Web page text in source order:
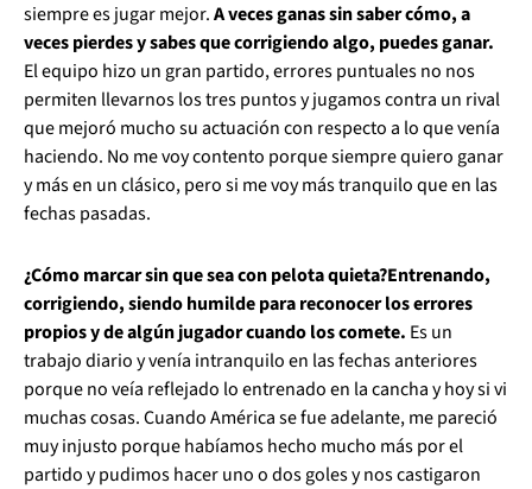
siempre es jugar mejor.A veces ganas sin saber cómo, a
veces pierdes y sabes que corrigiendo algo, puedes ganar.
El equipo hizo un gran partido, errores puntuales no nos
permiten llevarnos los tres puntos y jugamos contra un rival
que mejoró mucho su actuación con respecto a lo que venía
haciendo. No me voy contento porque siempre quiero ganar
y más en un clásico, pero si me voy más tranquilo que en las
fechas pasadas.
¿Cómo marcar sin que sea con pelota quieta?Entrenando,
corrigiendo, siendo humilde para reconocer los errores
propios y de algún jugador cuando los comete. Es un
trabajo diario y venía intranquilo en las fechas anteriores
porque no veía reflejado lo entrenado en la cancha y hoy si vi
muchas cosas. Cuando América se fue adelante, me pareció
muy injusto porque habíamos hecho mucho más por el
partido y pudimos hacer uno o dos goles y nos castigaron